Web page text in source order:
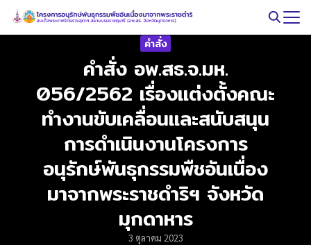
Skip
Search
คำสั่ง
คำสั่ง อพ.สธ.จ.มห.
056/2562 เรื่องแต่งตั้งคณะ
ทำงานขับเคลื่อนและสนับสนุน
การดำเนินงานโครงการ
อนุรักษ์พันธุกรรมพืชอันเนื่อง
มาจากพระราชดำริฯ จังหวัด
มุกดาหาร
3 ตุลาคม 2023